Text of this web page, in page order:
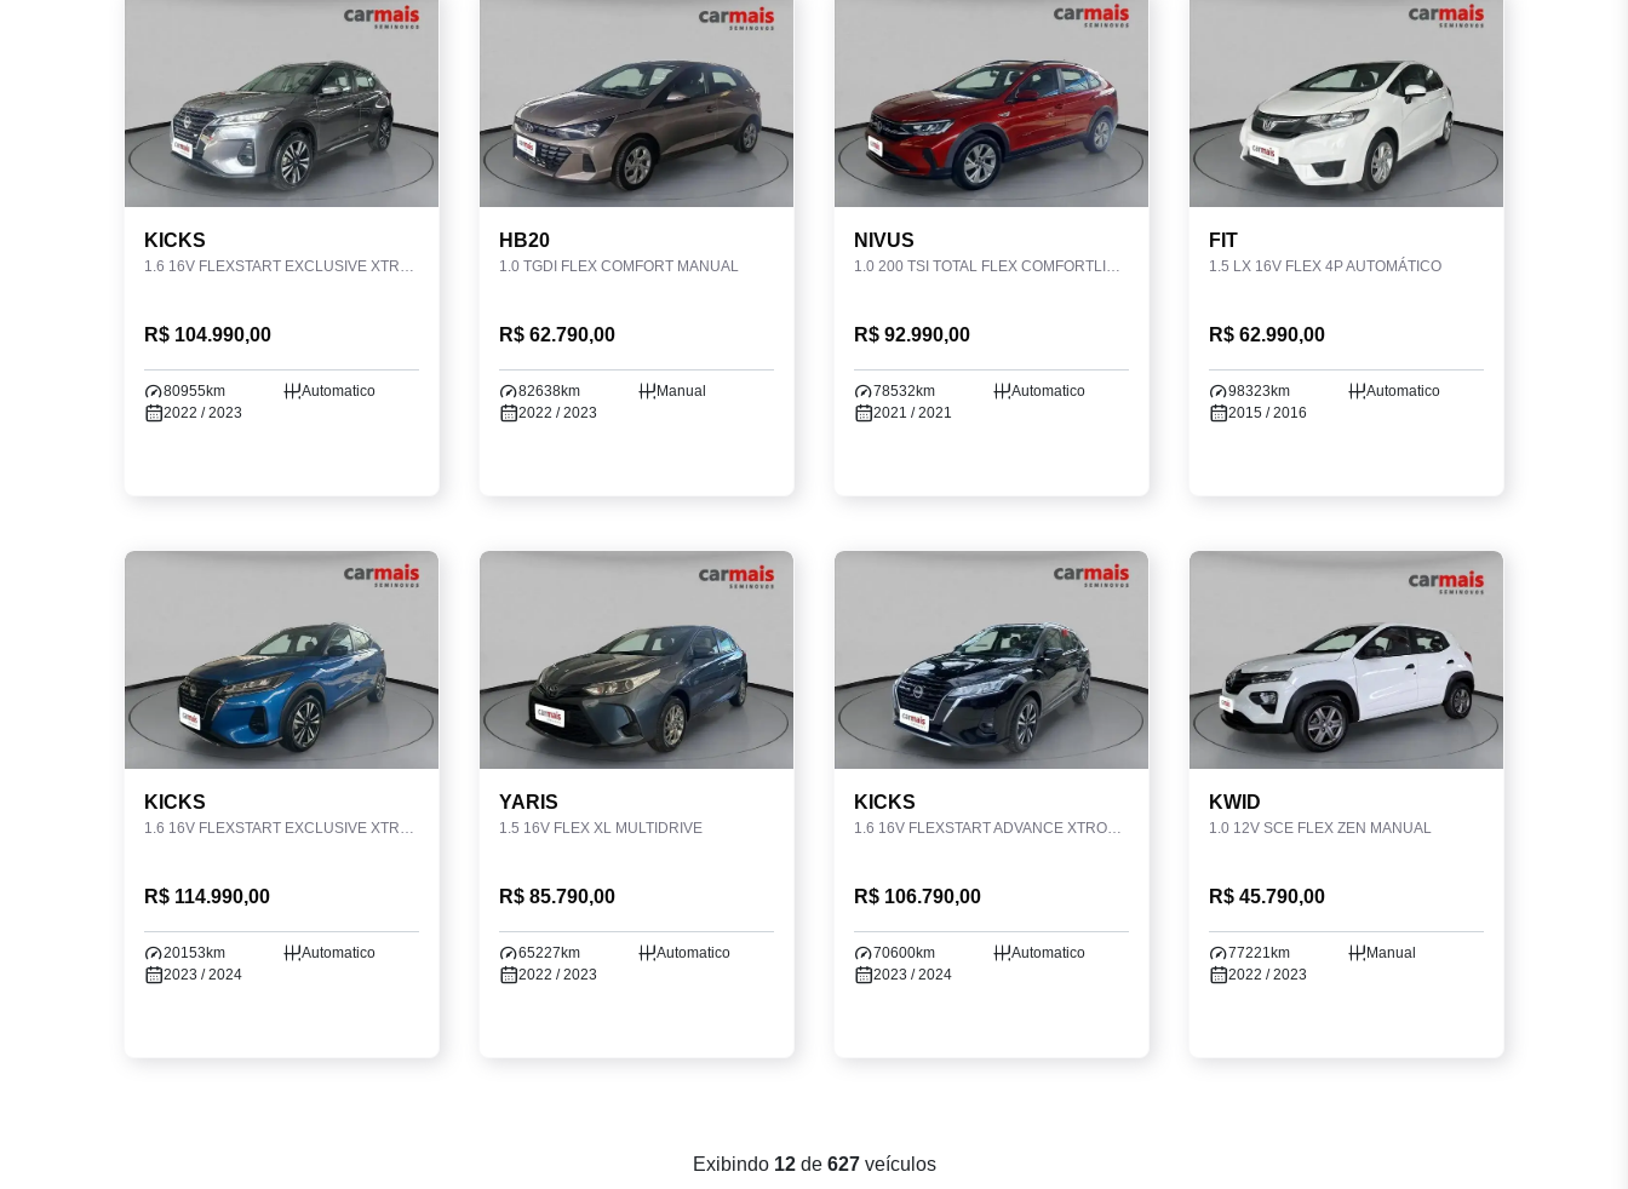
KICKS
1.6 16V FLEXSTART EXCLUSIVE XTRONIC
R$ 104.990,00
80955km
Automatico
2022 / 2023
HB20
1.0 TGDI FLEX COMFORT MANUAL
R$ 62.790,00
82638km
Manual
2022 / 2023
NIVUS
1.0 200 TSI TOTAL FLEX COMFORTLINE AUTOMÁTICO
R$ 92.990,00
78532km
Automatico
2021 / 2021
FIT
1.5 LX 16V FLEX 4P AUTOMÁTICO
R$ 62.990,00
98323km
Automatico
2015 / 2016
KICKS
1.6 16V FLEXSTART EXCLUSIVE XTRONIC
R$ 114.990,00
20153km
Automatico
2023 / 2024
YARIS
1.5 16V FLEX XL MULTIDRIVE
R$ 85.790,00
65227km
Automatico
2022 / 2023
KICKS
1.6 16V FLEXSTART ADVANCE XTRONIC
R$ 106.790,00
70600km
Automatico
2023 / 2024
KWID
1.0 12V SCE FLEX ZEN MANUAL
R$ 45.790,00
77221km
Manual
2022 / 2023
Exibindo 12de 627veículos